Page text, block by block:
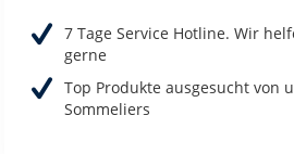
7 Tage Service Hotline. Wir
gerne
Top Produkte ausgesucht von
Sommeliers